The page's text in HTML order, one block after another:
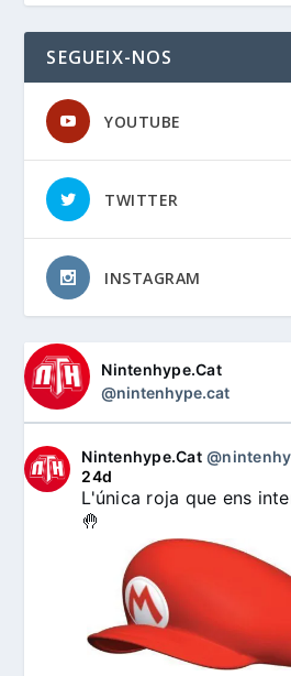
SEGUEIX-NOS
YOUTUBE
TWITTER
INSTAGRAM
Nintenhype.Cat
@nintenhype.cat
Nintenhype.Cat
24d
L'única roja que ens
🤚